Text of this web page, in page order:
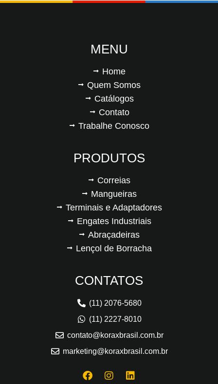
MENU
Home
Quem Somos
Catálogos
Contato
Trabalhe Conosco
PRODUTOS
Correias
Mangueiras
Terminais e Adaptadores
Engates Industriais
Abraçadeiras
Lençol de Borracha
CONTATOS
(11) 2076-5680
(11) 2227-8010
contato@koraxbrasil.com.br
marketing@koraxbrasil.com.br